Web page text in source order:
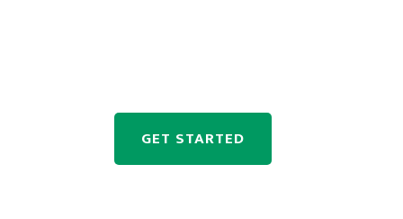
GET STARTED